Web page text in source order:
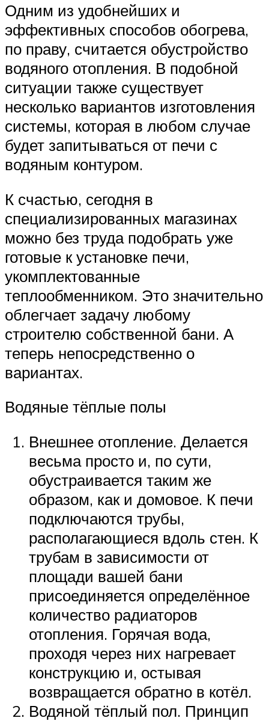
Одним из удобнейших и
эффективных способов обогрева,
по праву, считается обустройство
водяного отопления. В подобной
ситуации также существует
несколько вариантов изготовления
системы, которая в любом случае
будет запитываться от печи с
водяным контуром.
К счастью, сегодня в
специализированных магазинах
можно без труда подобрать уже
готовые к установке печи,
укомплектованные
теплообменником. Это значительно
облегчает задачу любому
строителю собственной бани. А
теперь непосредственно о
вариантах.
Водяные тёплые полы
Внешнее отопление. Делается
весьма просто и, по сути,
обустраивается таким же
образом, как и домовое. К печи
подключаются трубы,
располагающиеся вдоль стен. К
трубам в зависимости от
площади вашей бани
присоединяется определённое
количество радиаторов
отопления. Горячая вода,
проходя через них нагревает
конструкцию и, остывая
возвращается обратно в котёл.
Водяной тёплый пол. Принцип